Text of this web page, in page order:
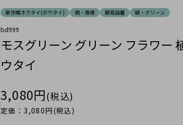
新作蝶ネクタイ(ボウタイ) 柄・模様 簡易装着 緑・グリーン
bd999
モスグリーン グリーン フラワー
ウタイ
3,080円(税込)
定価：3,080円(税込)